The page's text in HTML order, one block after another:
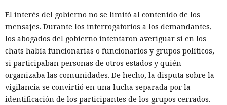
construyó un agente autónomo sobre OpenClaw. Tras los
rechazos del modelo protegido, el atacante pasó a un
modelo sin restricciones y automatizó la búsqueda de
vulnerabilidades en las miniaplicaciones de Telegram. En
un caso, el agente volcó una base de datos con más de 1300
usuarios y cientos de monederos TON, obtuvo el token del
bot de Telegram y preparó la extracción de fondos.
El interés del gobierno no se limitó al contenido de los
mensajes. Durante los interrogatorios a los demandantes,
los abogados del gobierno intentaron averiguar si en los
chats había funcionarias o funcionarios y grupos políticos,
si participaban personas de otros estados y quién
organizaba las comunidades. De hecho, la disputa sobre la
vigilancia se convirtió en una lucha separada por la
identificación de los participantes de los grupos cerrados.